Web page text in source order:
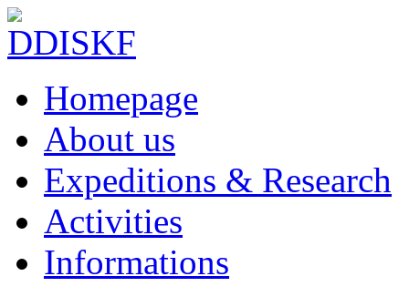
Homepage
About us
Expeditions & Research
Activities
Informations